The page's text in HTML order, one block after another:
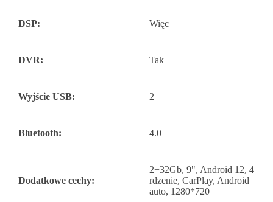
DSP: Więc
DVR: Tak
Wyjście USB: 2
Bluetooth: 4.0
Dodatkowe cechy:
2+32Gb, 9", Android 12, 4
rdzenie, CarPlay, Android
auto, 1280*720